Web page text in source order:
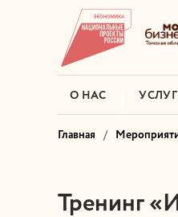
О НАС
Главная
Тренинг